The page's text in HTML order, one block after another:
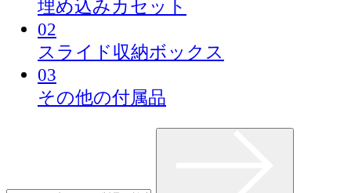
埋め込みカセット
02
スライド収納ボックス
03
その他の付属品